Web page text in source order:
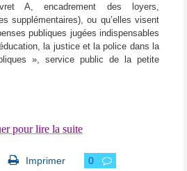
A, encadrement des loyers,
supplémentaires), ou qu’elles visent
publiques jugées indispensables
la justice et la police dans la
», service public de la petite
pour lire la suite
Imprimer
0